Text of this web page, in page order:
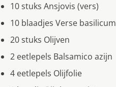
10 stuks Ansjovis (vers)
10 blaadjes Verse basilicum
20 stuks Olijven
2 eetlepels Balsamico azijn
4 eetlepels Olijfolie